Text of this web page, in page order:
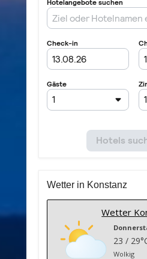
Wetter in Konstanz
Wetter
23 /
Wolkig